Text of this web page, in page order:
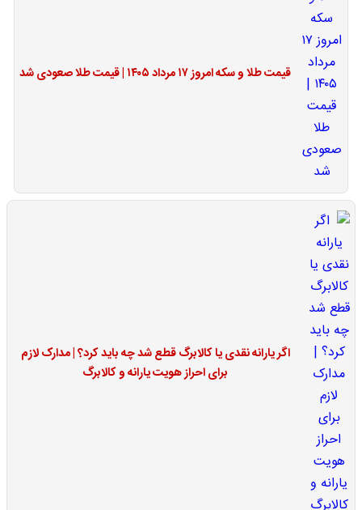
قیمت طلا و سکه امروز ۱۷ مرداد ۱۴۰۵ | قیمت طلا صعودی شد
اگر یارانه نقدی یا کالابرگ قطع شد چه باید کرد؟ | مدارک لازم
برای احراز هویت یارانه و کالابرگ